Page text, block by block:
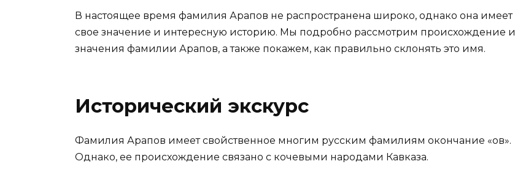
В настоящее время фамилия Арапов не распространена широко, однако она имеет
свое значение и интересную историю. Мы подробно рассмотрим происхождение и
значения фамилии Арапов, а также покажем, как правильно склонять это имя.
Исторический экскурс
Фамилия Арапов имеет свойственное многим русским фамилиям окончание «ов».
Однако, ее происхождение связано с кочевыми народами Кавказа.